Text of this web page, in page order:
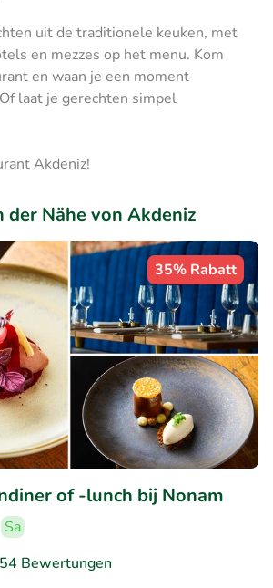
uit de traditionele keuken, met
en mezzes op het menu. Kom
en waan je een moment
laat je gerechten simpel
Akdeniz!
der Nähe von Akdeniz
35% Rabatt
of -lunch bij Nonam
Sa
Bewertungen